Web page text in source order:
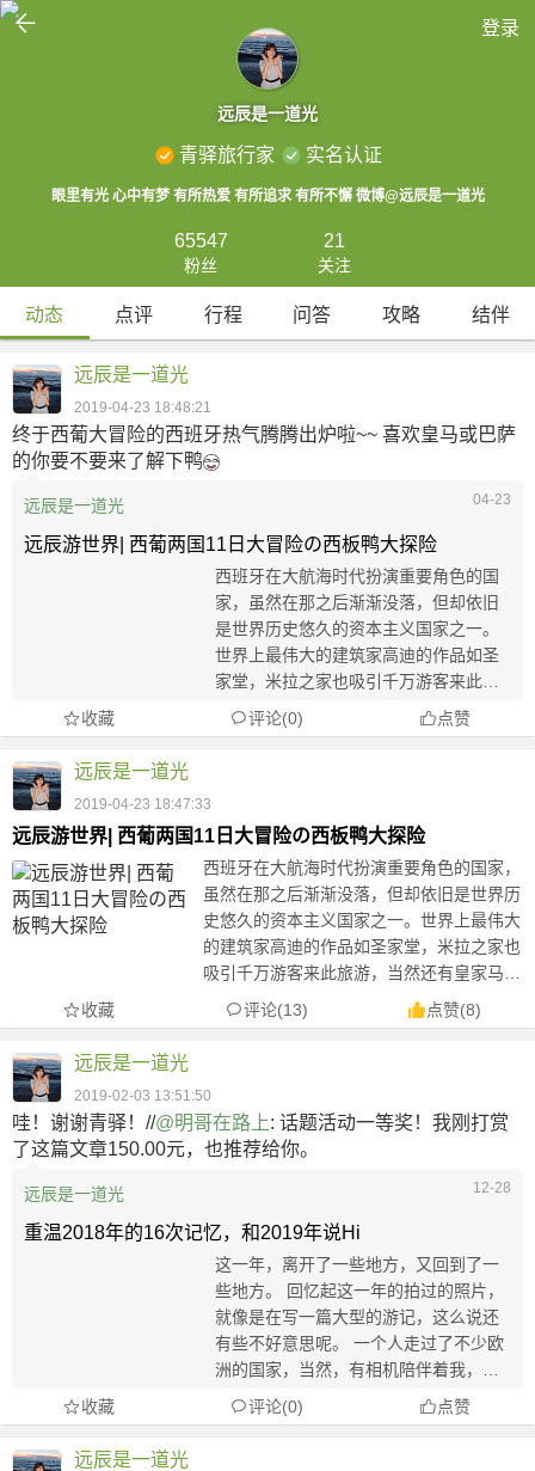
 登录
远辰是一道光
青驿旅行家 实名认证
眼里有光 心中有梦 有所热爱 有所追求 有所不懈 微博@远辰是一道光
65547
粉丝
21
关注
动态 点评 行程 问答 攻略 结伴
远辰是一道光
2019-04-23 18:48:21
终于西葡大冒险的西班牙热气腾腾出炉啦~~ 喜欢皇马或巴萨
的你要不要来了解下鸭
远辰是一道光
远辰游世界| 西葡两国11日大冒险の西板鸭大探险
西班牙在大航海时代扮演重要角色的国
家，虽然在那之后渐渐没落，但却依旧
是世界历史悠久的资本主义国家之一。
世界上最伟大的建筑家高迪的作品如圣
家堂，米拉之家也吸引千万游客来此旅
游，当然还有皇家马德里和巴塞罗那两
大足球俱乐部使西班牙闻名全球。所以
04-23
收藏 评论(0) 点赞
远辰是一道光
2019-04-23 18:47:33
远辰游世界| 西葡两国11日大冒险の西板鸭大探险
西班牙在大航海时代扮演重要角色的国家，
虽然在那之后渐渐没落，但却依旧是世界历
史悠久的资本主义国家之一。世界上最伟大
的建筑家高迪的作品如圣家堂，米拉之家也
吸引千万游客来此旅游，当然还有皇家马德
里和巴塞罗那两大足球俱乐部使西班牙闻名
全球。所以趁着写完论文有时间，赶紧实地
收藏 评论(13) 点赞(8)
远辰是一道光
2019-02-03 13:51:50
哇！谢谢青驿！//@明哥在路上: 话题活动一等奖！我刚打赏
了这篇文章150.00元，也推荐给你。
远辰是一道光
重温2018年的16次记忆，和2019年说Hi
这一年，离开了一些地方，又回到了一
些地方。 回忆起这一年的拍过的照片，
就像是在写一篇大型的游记，这么说还
有些不好意思呢。 一个人走过了不少欧
洲的国家，当然，有相机陪伴着我，便
也不是那么孤单了，能够记录下一些大
脑不能够永远记住的画面和时刻，对我
12-28
收藏 评论(0) 点赞
远辰是一道光